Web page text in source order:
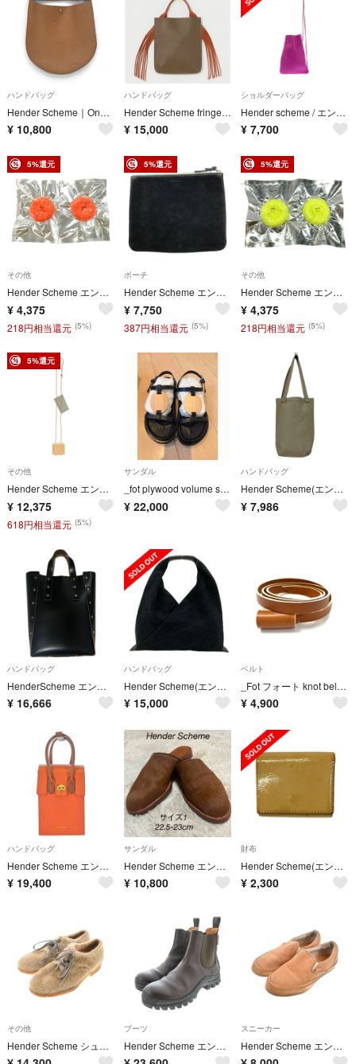
ハンドバッグ
Hender Scheme｜One Piece Big (Brown)
¥ 10,800
ハンドバッグ
Hender Scheme fringe mini bag ハンドバッグ
¥ 15,000
ショルダーバッグ
Hender scheme / エンダースキーマ | ZACC レザー ショルダーバッグ | パープル | レディース
¥ 7,700
5%還元
その他
Hender Scheme エンダースキーマ safe socks ソックス 靴下 y-rc-sox オレンジ M
¥ 4,375
218円相当還元 (5%)
5%還元
ポーチ
Hender Scheme エンダースキーマ Pocket_M スエードレザーポーチ ab-rc-pkm ブラック
¥ 7,750
387円相当還元 (5%)
5%還元
その他
Hender Scheme エンダースキーマ safe socks ソックス 靴下 y-rc-sox イエロー M
¥ 4,375
218円相当還元 (5%)
5%還元
その他
Hender Scheme エンダースキーマ box neck holder ボックスネックホルダー wt-rc-bnh ベージュ
¥ 12,375
618円相当還元 (5%)
サンダル
_fot plywood volume sandals
¥ 22,000
ハンドバッグ
Hender Scheme(エンダースキーマ) COW BAG カウ バッグ S
¥ 7,986
ハンドバッグ
HenderScheme エンダースキーマ hand bag tall M
¥ 16,666
ハンドバッグ
Hender Scheme(エンダースキーマ) ハンドバッグ azuma bag small ol-rb-abs 黒 コットン、レザー
¥ 15,000
ベルト
_Fot フォート knot belt ノット ベルト レザー ナロー ベルト
¥ 4,900
ハンドバッグ
Hender Scheme エンダースキーマー ハンドバッグ オレンジ 【古着】【中古】【送料無料】
¥ 19,400
サンダル
Hender Scheme エンダースキーマ ハラコ サボ サンダル サイズ1
¥ 10,800
財布
Hender Scheme(エンダースキーマ) 3つ折り財布 - ライトブラウン レザー
¥ 2,300
その他
Hender Scheme シューズ（その他） 25cm ベージュ 【古着】【中古】【送料無料】
ブーツ
Hender Scheme エンダースキーマー ブーツ 24cm 茶 【古着】【中古】【送料無料】
スニーカー
Hender Scheme エンダースキーマー スニーカー 24cm 茶 【古着】【中古】【送料無料】